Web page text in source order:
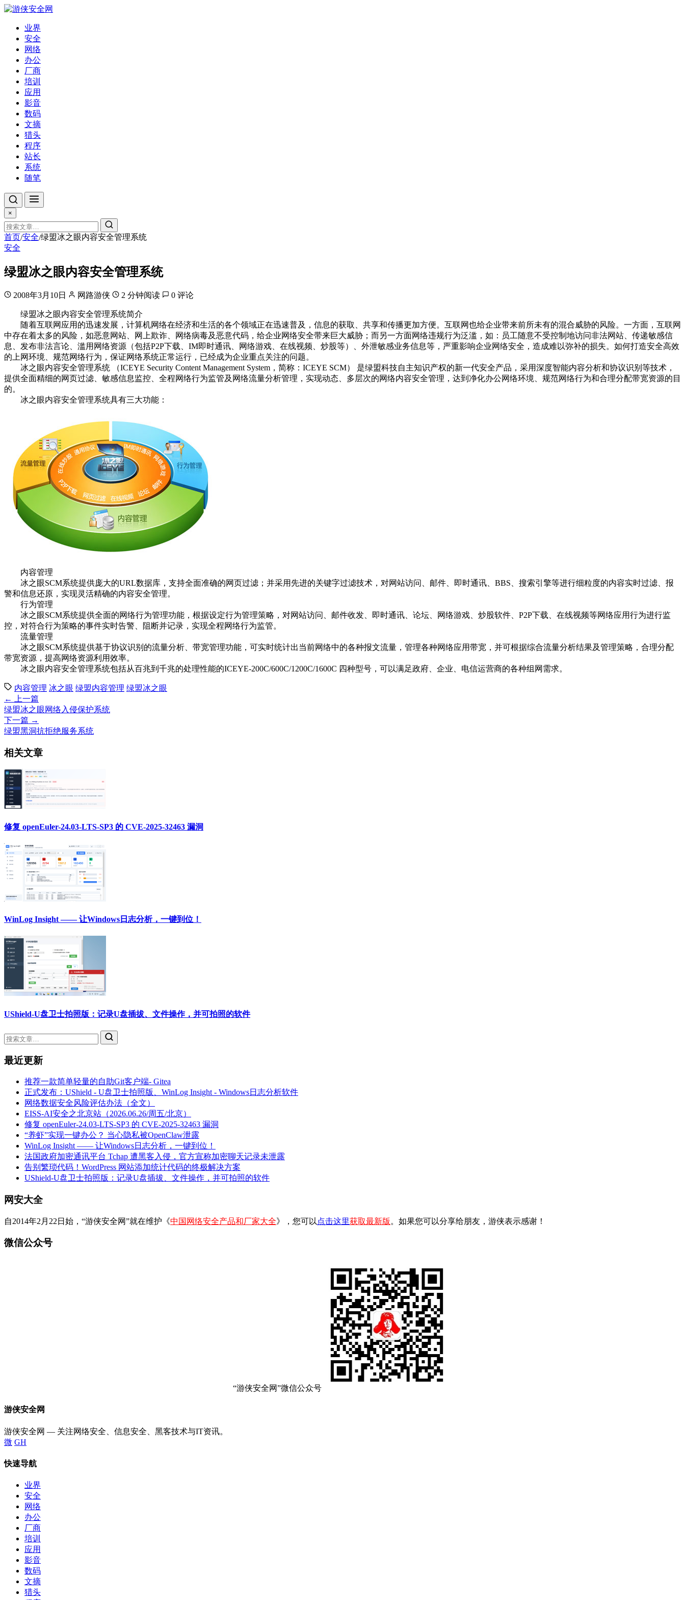
业界
安全
网络
办公
厂商
培训
应用
影音
数码
文摘
猎头
程序
站长
系统
随笔
×
首页/安全/绿盟冰之眼内容安全管理系统
安全
绿盟冰之眼内容安全管理系统
2008年3月10日 网路游侠 2 分钟阅读 0 评论
绿盟冰之眼内容安全管理系统简介
随着互联网应用的迅速发展，计算机网络在经济和生活的各个领域正在迅速普及，信息的获取、共享和传播更加方便。互联网也给企业带来前所未有的混合威胁的风险。一方面，互联网
中存在着太多的风险，如恶意网站、网上欺诈、网络病毒及恶意代码，给企业网络安全带来巨大威胁；而另一方面网络违规行为泛滥，如：员工随意不受控制地访问非法网站、传递敏感信
息、发布非法言论、滥用网络资源（包括P2P下载、IM即时通讯、网络游戏、在线视频、炒股等）、外泄敏感业务信息等，严重影响企业网络安全，造成难以弥补的损失。如何打造安全高效
的上网环境、规范网络行为，保证网络系统正常运行，已经成为企业重点关注的问题。
冰之眼内容安全管理系统 （ICEYE Security Content Management System，简称：ICEYE SCM） 是绿盟科技自主知识产权的新一代安全产品，采用深度智能内容分析和协议识别等技术，
提供全面精细的网页过滤、敏感信息监控、全程网络行为监管及网络流量分析管理，实现动态、多层次的网络内容安全管理，达到净化办公网络环境、规范网络行为和合理分配带宽资源的目
的。
冰之眼内容安全管理系统具有三大功能：
内容管理
冰之眼SCM系统提供庞大的URL数据库，支持全面准确的网页过滤；并采用先进的关键字过滤技术，对网站访问、邮件、即时通讯、BBS、搜索引擎等进行细粒度的内容实时过滤、报
警和信息还原，实现灵活精确的内容安全管理。
行为管理
冰之眼SCM系统提供全面的网络行为管理功能，根据设定行为管理策略，对网站访问、邮件收发、即时通讯、论坛、网络游戏、炒股软件、P2P下载、在线视频等网络应用行为进行监
控，对符合行为策略的事件实时告警、阻断并记录，实现全程网络行为监管。
流量管理
冰之眼SCM系统提供基于协议识别的流量分析、带宽管理功能，可实时统计出当前网络中的各种报文流量，管理各种网络应用带宽，并可根据综合流量分析结果及管理策略，合理分配
带宽资源，提高网络资源利用效率。
冰之眼内容安全管理系统包括从百兆到千兆的处理性能的ICEYE-200C/600C/1200C/1600C 四种型号，可以满足政府、企业、电信运营商的各种组网需求。
内容管理 冰之眼 绿盟内容管理 绿盟冰之眼
← 上一篇
绿盟冰之眼网络入侵保护系统
下一篇 →
绿盟黑洞抗拒绝服务系统
相关文章
修复 openEuler-24.03-LTS-SP3 的 CVE-2025-32463 漏洞
WinLog Insight —— 让Windows日志分析，一键到位！
UShield-U盘卫士拍照版：记录U盘插拔、文件操作，并可拍照的软件
最近更新
推荐一款简单轻量的自助Git客户端- Gitea
正式发布：UShield - U盘卫士拍照版、WinLog Insight - Windows日志分析软件
网络数据安全风险评估办法（全文）
EISS-AI安全之北京站（2026.06.26/周五/北京）
修复 openEuler-24.03-LTS-SP3 的 CVE-2025-32463 漏洞
“养虾”实现一键办公？ 当心隐私被OpenClaw泄露
WinLog Insight —— 让Windows日志分析，一键到位！
法国政府加密通讯平台 Tchap 遭黑客入侵，官方宣称加密聊天记录未泄露
告别繁琐代码！WordPress 网站添加统计代码的终极解决方案
UShield-U盘卫士拍照版：记录U盘插拔、文件操作，并可拍照的软件
网安大全
自2014年2月22日始，“游侠安全网”就在维护《中国网络安全产品和厂家大全》，您可以 点击这里获取最新版 。如果您可以分享给朋友，游侠表示感谢！
微信公众号
“游侠安全网”微信公众号
游侠安全网
游侠安全网 — 关注网络安全、信息安全、黑客技术与IT资讯。
微 GH
快速导航
业界
安全
网络
办公
厂商
培训
应用
影音
数码
文摘
猎头